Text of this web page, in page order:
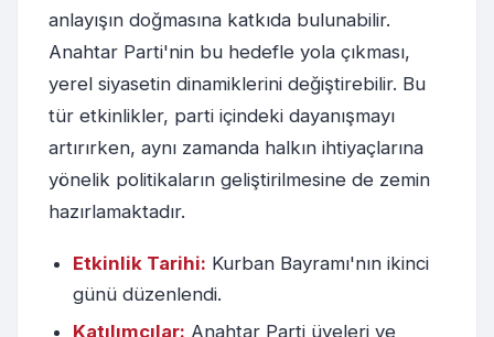
anlayışın doğmasına katkıda bulunabilir.
Anahtar Parti'nin bu hedefle yola çıkması,
yerel siyasetin dinamiklerini değiştirebilir. Bu
tür etkinlikler, parti içindeki dayanışmayı
artırırken, aynı zamanda halkın ihtiyaçlarına
yönelik politikaların geliştirilmesine de zemin
hazırlamaktadır.
Etkinlik Tarihi: Kurban Bayramı'nın ikinci
günü düzenlendi.
Katılımcılar: Anahtar Parti üyeleri ve